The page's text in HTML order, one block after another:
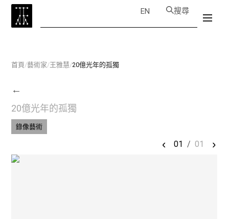
EN 搜尋
首頁/藝術家/王雅慧/20億光年的孤獨
←
20億光年的孤獨
錄像藝術
‹ 01 / 01 ›